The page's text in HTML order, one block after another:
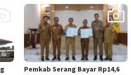
Pemkab Serang Bayar Rp14,6